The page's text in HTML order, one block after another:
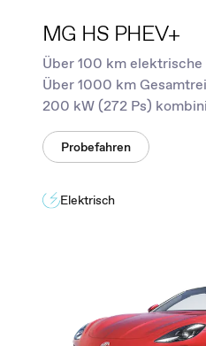
MG HS PHEV+
Über 100 km
Über 1000 km
200 kW (272 Ps)
Probefahren
Elektrisch